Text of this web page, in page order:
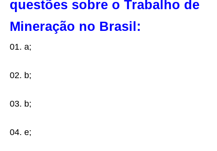
questões sobre o Trabalho de
Mineração no Brasil:
01. a;
02. b;
03. b;
04. e;